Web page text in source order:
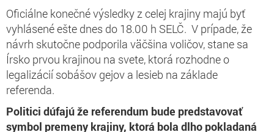
Oficiálne konečné výsledky z celej krajiny majú byť
vyhlásené ešte dnes do 18.00 h SELČ. V prípade, že
návrh skutočne podporila väčšina voličov, stane sa
Írsko prvou krajinou na svete, ktorá rozhodne o
legalizácií sobášov gejov a lesieb na základe
referenda.
Politici dúfajú že referendum bude predstavovať
symbol premeny krajiny, ktorá bola dlho pokladaná